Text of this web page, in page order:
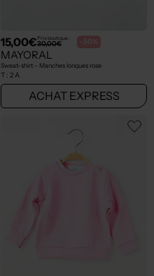
15,00€Prix boutique :
30,00€ -50%
MAYORAL
Sweat-shirt - Manches longues rose
T : 2 A
ACHAT EXPRESS